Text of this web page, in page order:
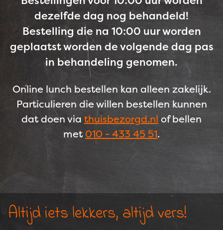
dezelfde dag nog behandeld!
Bestelling die na 10:00 uur worden
geplaatst worden de volgende dag pas
in behandeling genomen.
Online lunch bestellen kan alleen zakelijk.
Particulieren die willen bestellen kunnen
dat doen via thuisbezorgd.nl of bellen
met 010 - 433 45 51.
Altijd iets lekkers, altijd vers!